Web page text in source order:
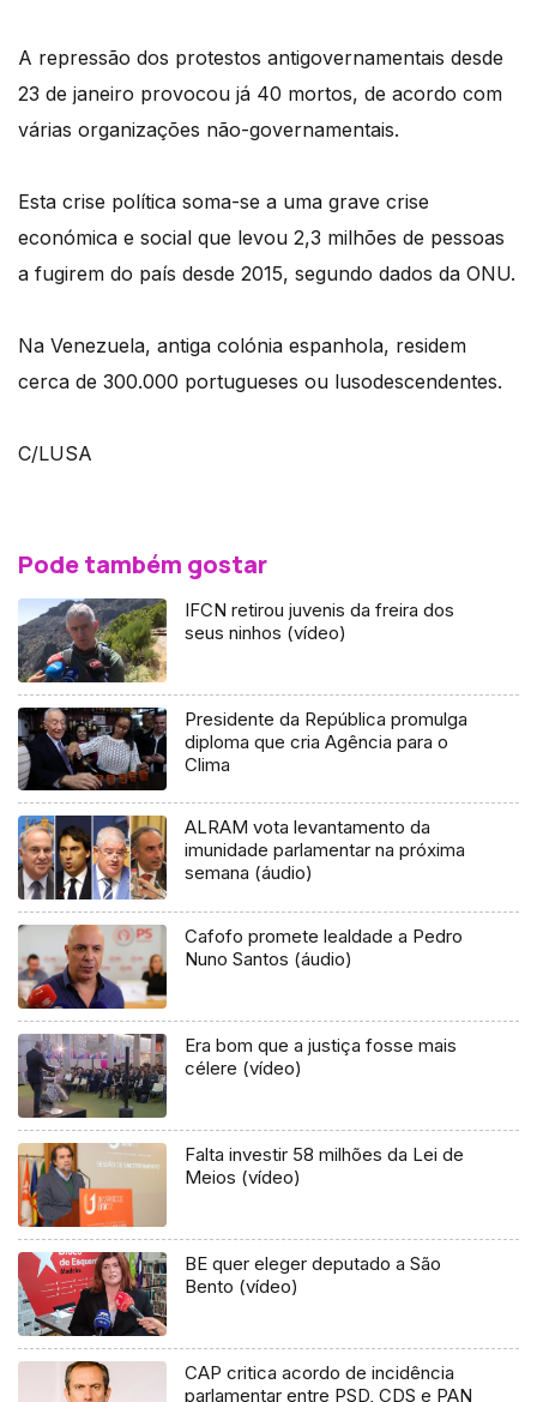
A repressão dos protestos antigovernamentais desde
23 de janeiro provocou já 40 mortos, de acordo com
várias organizações não-governamentais.
Esta crise política soma-se a uma grave crise
económica e social que levou 2,3 milhões de pessoas
a fugirem do país desde 2015, segundo dados da ONU.
Na Venezuela, antiga colónia espanhola, residem
cerca de 300.000 portugueses ou lusodescendentes.
C/LUSA
Pode também gostar
IFCN retirou juvenis da freira dos
seus ninhos (vídeo)
Presidente da República promulga
diploma que cria Agência para o
Clima
ALRAM vota levantamento da
imunidade parlamentar na próxima
semana (áudio)
Cafofo promete lealdade a Pedro
Nuno Santos (áudio)
Era bom que a justiça fosse mais
célere (vídeo)
Falta investir 58 milhões da Lei de
Meios (vídeo)
BE quer eleger deputado a São
Bento (vídeo)
CAP critica acordo de incidência
parlamentar entre PSD, CDS e PAN